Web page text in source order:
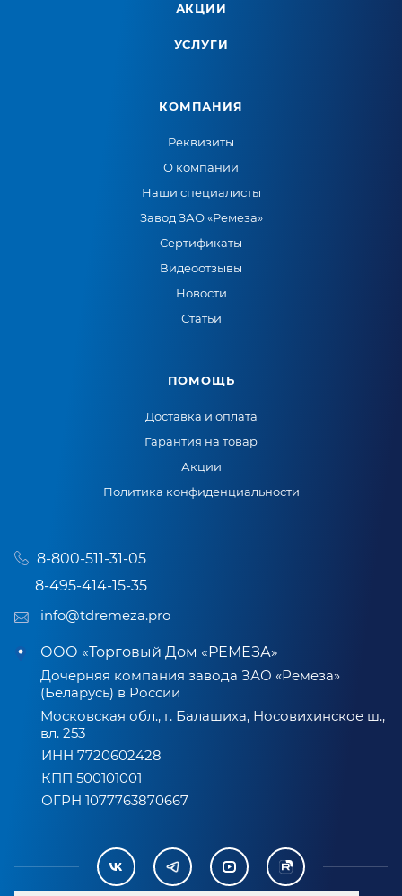
АКЦИИ
УСЛУГИ
КОМПАНИЯ
Реквизиты
О компании
Наши специалисты
Завод ЗАО «Ремеза»
Сертификаты
Видеоотзывы
Новости
Статьи
ПОМОЩЬ
Доставка и оплата
Гарантия на товар
Акции
Политика конфиденциальности
8-800-511-31-05
8-495-414-15-35
info@tdremeza.pro
ООО «Торговый Дом «РЕМЕЗА»
Дочерняя компания завода ЗАО «Ремеза»
(Беларусь) в России
Московская обл., г. Балашиха, Носовихинское ш.,
вл. 253
ИНН 7720602428
КПП 500101001
ОГРН 1077763870667